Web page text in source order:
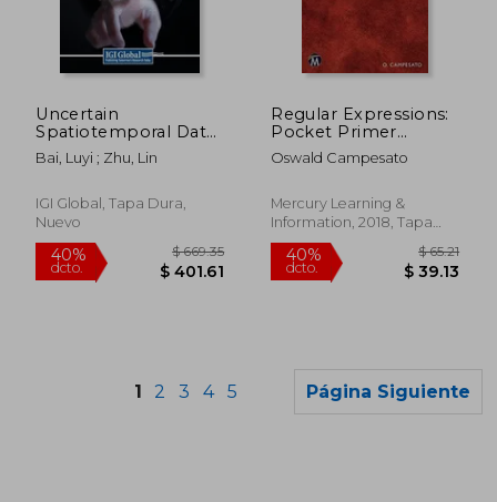
dcto. dcto.
Uncertain
Spatiotemporal Data
Management for the
Semantic Web (en
Bai, Luyi ; Zhu, Lin
IGI Global, Tapa Dura,
Nuevo
Regular Expressions:
Pocket Primer
(Computer Science)
(en Inglés)
Oswald Campesato
Mercury Learning &
Information, 2018, Tapa
Blanda, Nuevo
1 2 3 4 5 Página Siguiente